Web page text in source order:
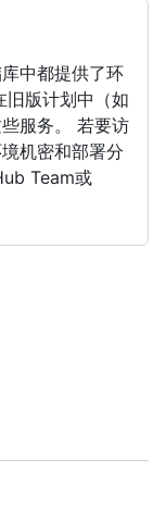
中都提供了环
旧版计划中（如
服务。 若要访
机密和部署分
Team或